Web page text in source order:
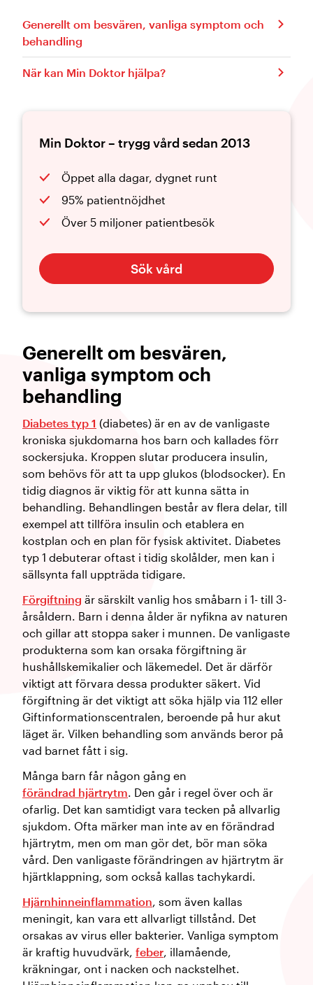
Generellt om besvären,
vanliga symptom och
behandling
Diabetes typ 1 (diabetes) är en av de vanligaste
kroniska sjukdomarna hos barn och kallades förr
sockersjuka. Kroppen slutar producera insulin,
som behövs för att ta upp glukos (blodsocker). En
tidig diagnos är viktig för att kunna sätta in
behandling. Behandlingen består av flera delar, till
exempel att tillföra insulin och etablera en
kostplan och en plan för fysisk aktivitet. Diabetes
typ 1 debuterar oftast i tidig skolålder, men kan i
sällsynta fall uppträda tidigare.
Förgiftning är särskilt vanlig hos småbarn i 1- till 3-
årsåldern. Barn i denna ålder är nyfikna av naturen
och gillar att stoppa saker i munnen. De vanligaste
produkterna som kan orsaka förgiftning är
hushållskemikalier och läkemedel. Det är därför
viktigt att förvara dessa produkter säkert. Vid
förgiftning är det viktigt att söka hjälp via 112 eller
Giftinformationscentralen, beroende på hur akut
läget är. Vilken behandling som används beror på
vad barnet fått i sig.
Många barn får någon gång en
förändrad hjärtrytm. Den går i regel över och är
ofarlig. Det kan samtidigt vara tecken på allvarlig
sjukdom. Ofta märker man inte av en förändrad
hjärtrytm, men om man gör det, bör man söka
vård. Den vanligaste förändringen av hjärtrytm är
hjärtklappning, som också kallas tachykardi.
Hjärnhinneinflammation, som även kallas
meningit, kan vara ett allvarligt tillstånd. Det
orsakas av virus eller bakterier. Vanliga symptom
är kraftig huvudvärk, feber, illamående,
kräkningar, ont i nacken och nackstelhet.
Generellt om besvären, vanliga symptom och
behandling
När kan Min Doktor hjälpa?
Min Doktor – trygg vård sedan 2013
Öppet alla dagar, dygnet runt
95% patientnöjdhet
Över 5 miljoner patientbesök
Sök vård